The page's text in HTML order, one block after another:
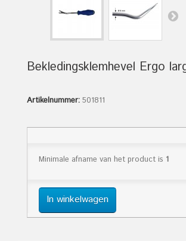
Bekledingsklemhevel Ergo
Artikelnummer: 501811
Minimale afname van het product is 1
In winkelwagen